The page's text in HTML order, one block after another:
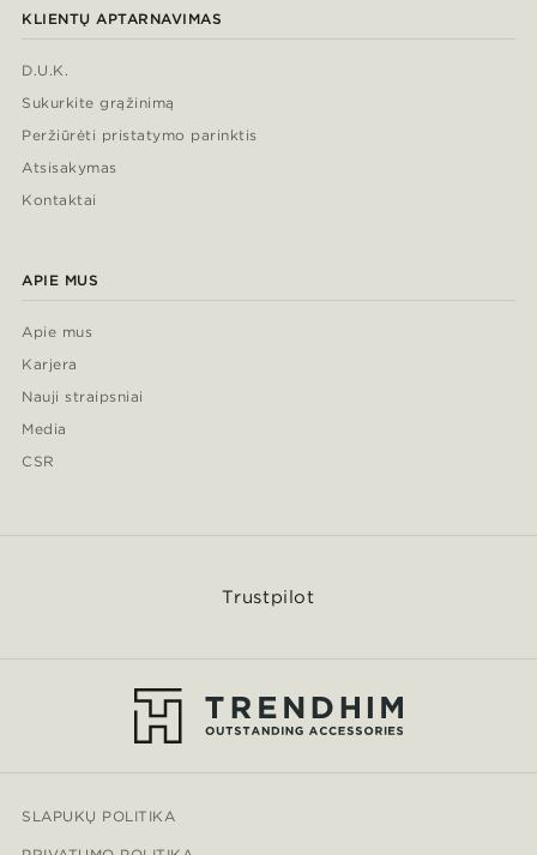
KLIENTŲ APTARNAVIMAS
D.U.K.
Sukurkite grąžinimą
Peržiūrėti pristatymo parinktis
Atsisakymas
Kontaktai
APIE MUS
Apie mus
Karjera
Nauji straipsniai
Media
CSR
Trustpilot
SLAPUKŲ POLITIKA